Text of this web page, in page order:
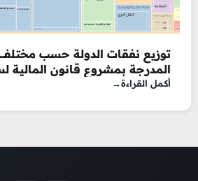
توزيع نفقات الدولة حسب
المدرجة بمشروع قانون المالية لسنة
أكمل القراءة